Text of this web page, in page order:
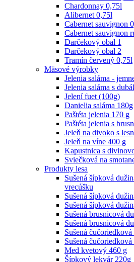
Chardonnay 0,75l
Alibernet 0,75l
Cabernet sauvignon
Cabernet sauvignon
Darčekový obal 1
Darčekový obal 2
Tramín červený 0,75l
Mäsové výrobky
Jelenia saláma -
Jelenia saláma s
Jelení fuet (100g)
Danielia saláma 180g
Paštéta jelenia 170 g
Paštéta jelenia s
Jeleň na divoko s
Jeleň na víne 400 g
Kapustnica s
Sviečková na
Produkty lesa
Sušená šípková
vrecúšku
Sušená šípková
Sušená šípková
Sušená brusnicová
Sušená brusnicová
Sušená
Sušená
Med kvetový 460 g
Šípkový lekvár 220g